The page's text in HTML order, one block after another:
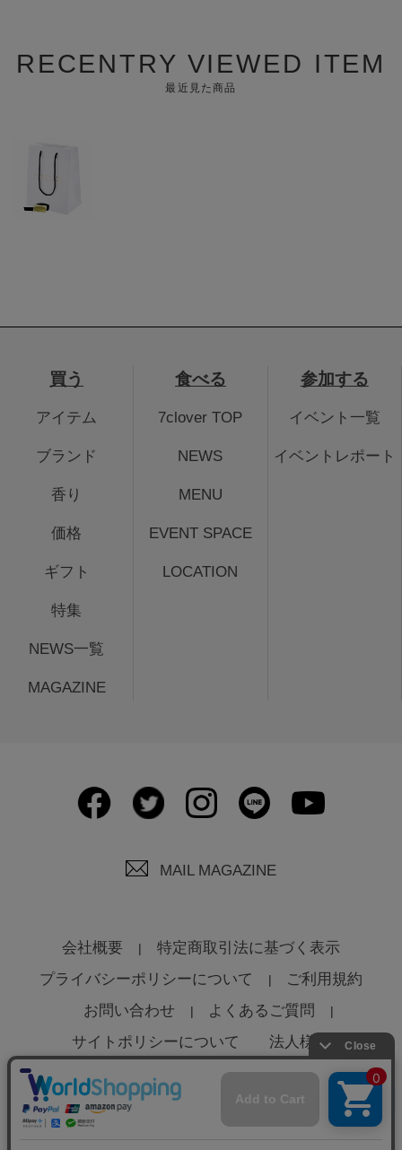
RECENTRY VIEWED ITEM
最近見た商品
買う
アイテム
ブランド
香り
価格
ギフト
特集
NEWS一覧
MAGAZINE
食べる
7clover TOP
NEWS
MENU
EVENT SPACE
LOCATION
参加する
イベント一覧
イベントレポート
MAIL MAGAZINE
会社概要
特定商取引法に基づく表示
プライバシーポリシーについて
ご利用規約
お問い合わせ
よくあるご質問
サイトポリシーについて
法人様へ
© Global Product Planning Co., Ltd